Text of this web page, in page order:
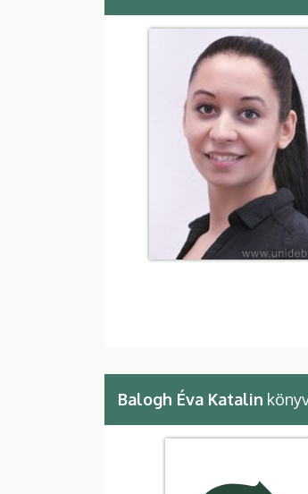
Balogh Éva Katalin